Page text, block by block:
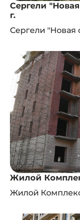
Сергели
г.
Сергели "Новая
Жилой
Жилой